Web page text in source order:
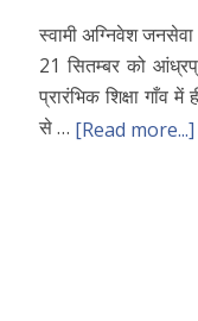
स्वामी अग्निवेश
21 सितम्बर को
प्रारंभिक शिक्षा गाँव
से … [Read more...]